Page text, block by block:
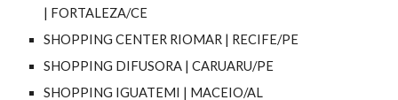
| FORTALEZA/CE
SHOPPING CENTER RIOMAR | RECIFE/PE
SHOPPING DIFUSORA | CARUARU/PE
SHOPPING IGUATEMI | MACEIO/AL